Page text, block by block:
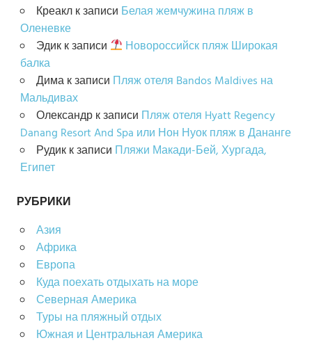
Креаклк записи Белая жемчужина пляж в
Оленевке
Эдикк записи
Новороссийск пляж Широкая
балка
Димак записи Пляж отеля Bandos Maldives на
Мальдивах
Олександрк записи Пляж отеля Hyatt Regency
Danang Resort And Spa или Нон Нуок пляж в Дананге
Рудикк записи Пляжи Макади-Бей, Хургада,
Египет
РУБРИКИ
Азия
Африка
Европа
Куда поехать отдыхать на море
Северная Америка
Туры на пляжный отдых
Южная и Центральная Америка